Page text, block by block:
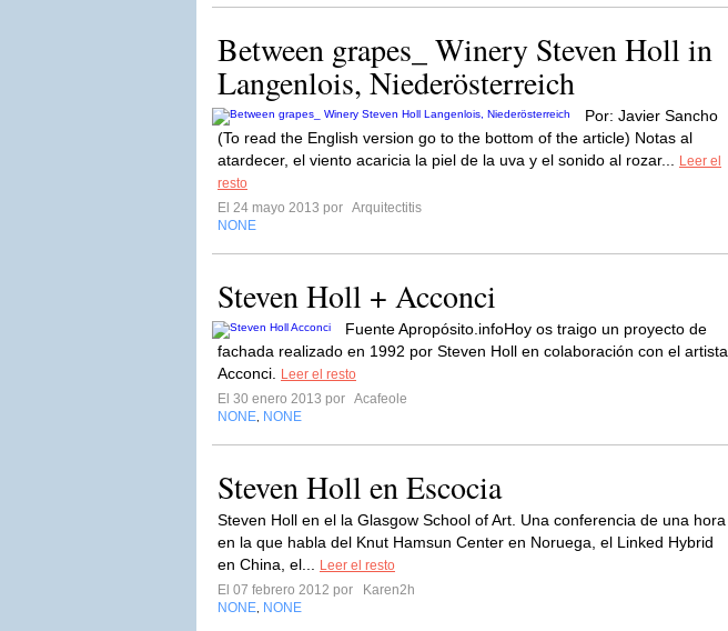
Between grapes_ Winery Steven Holl in
Langenlois, Niederösterreich
Por: Javier Sancho
(To read the English version go to the bottom of the article) Notas al
atardecer, el viento acaricia la piel de la uva y el sonido al rozar...
Leer el
resto
El 24 mayo 2013 por Arquitectitis
NONE
Steven Holl + Acconci
Fuente Apropósito.infoHoy os traigo un proyecto de
fachada realizado en 1992 por Steven Holl en colaboración con el artista
Acconci.
Leer el resto
El 30 enero 2013 por Acafeole
NONE NONE
Steven Holl en Escocia
Steven Holl en el la Glasgow School of Art. Una conferencia de una hora
en la que habla del Knut Hamsun Center en Noruega, el Linked Hybrid
en China, el...
Leer el resto
El 07 febrero 2012 por
Karen2h
NONE NONE